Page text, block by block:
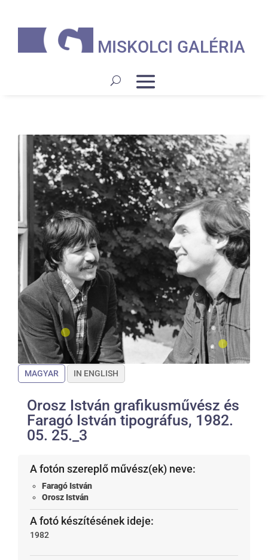
MISKOLCI GALÉRIA
MAGYAR IN ENGLISH
Orosz István grafikusművész és
Faragó István tipográfus, 1982.
05. 25._3
A fotón szereplő művész(ek) neve:
Faragó István
Orosz István
A fotó készítésének ideje:
1982